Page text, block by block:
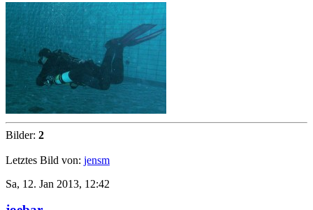
Bilder: 2
Letztes Bild von: jensm
Sa, 12. Jan 2013, 12:42